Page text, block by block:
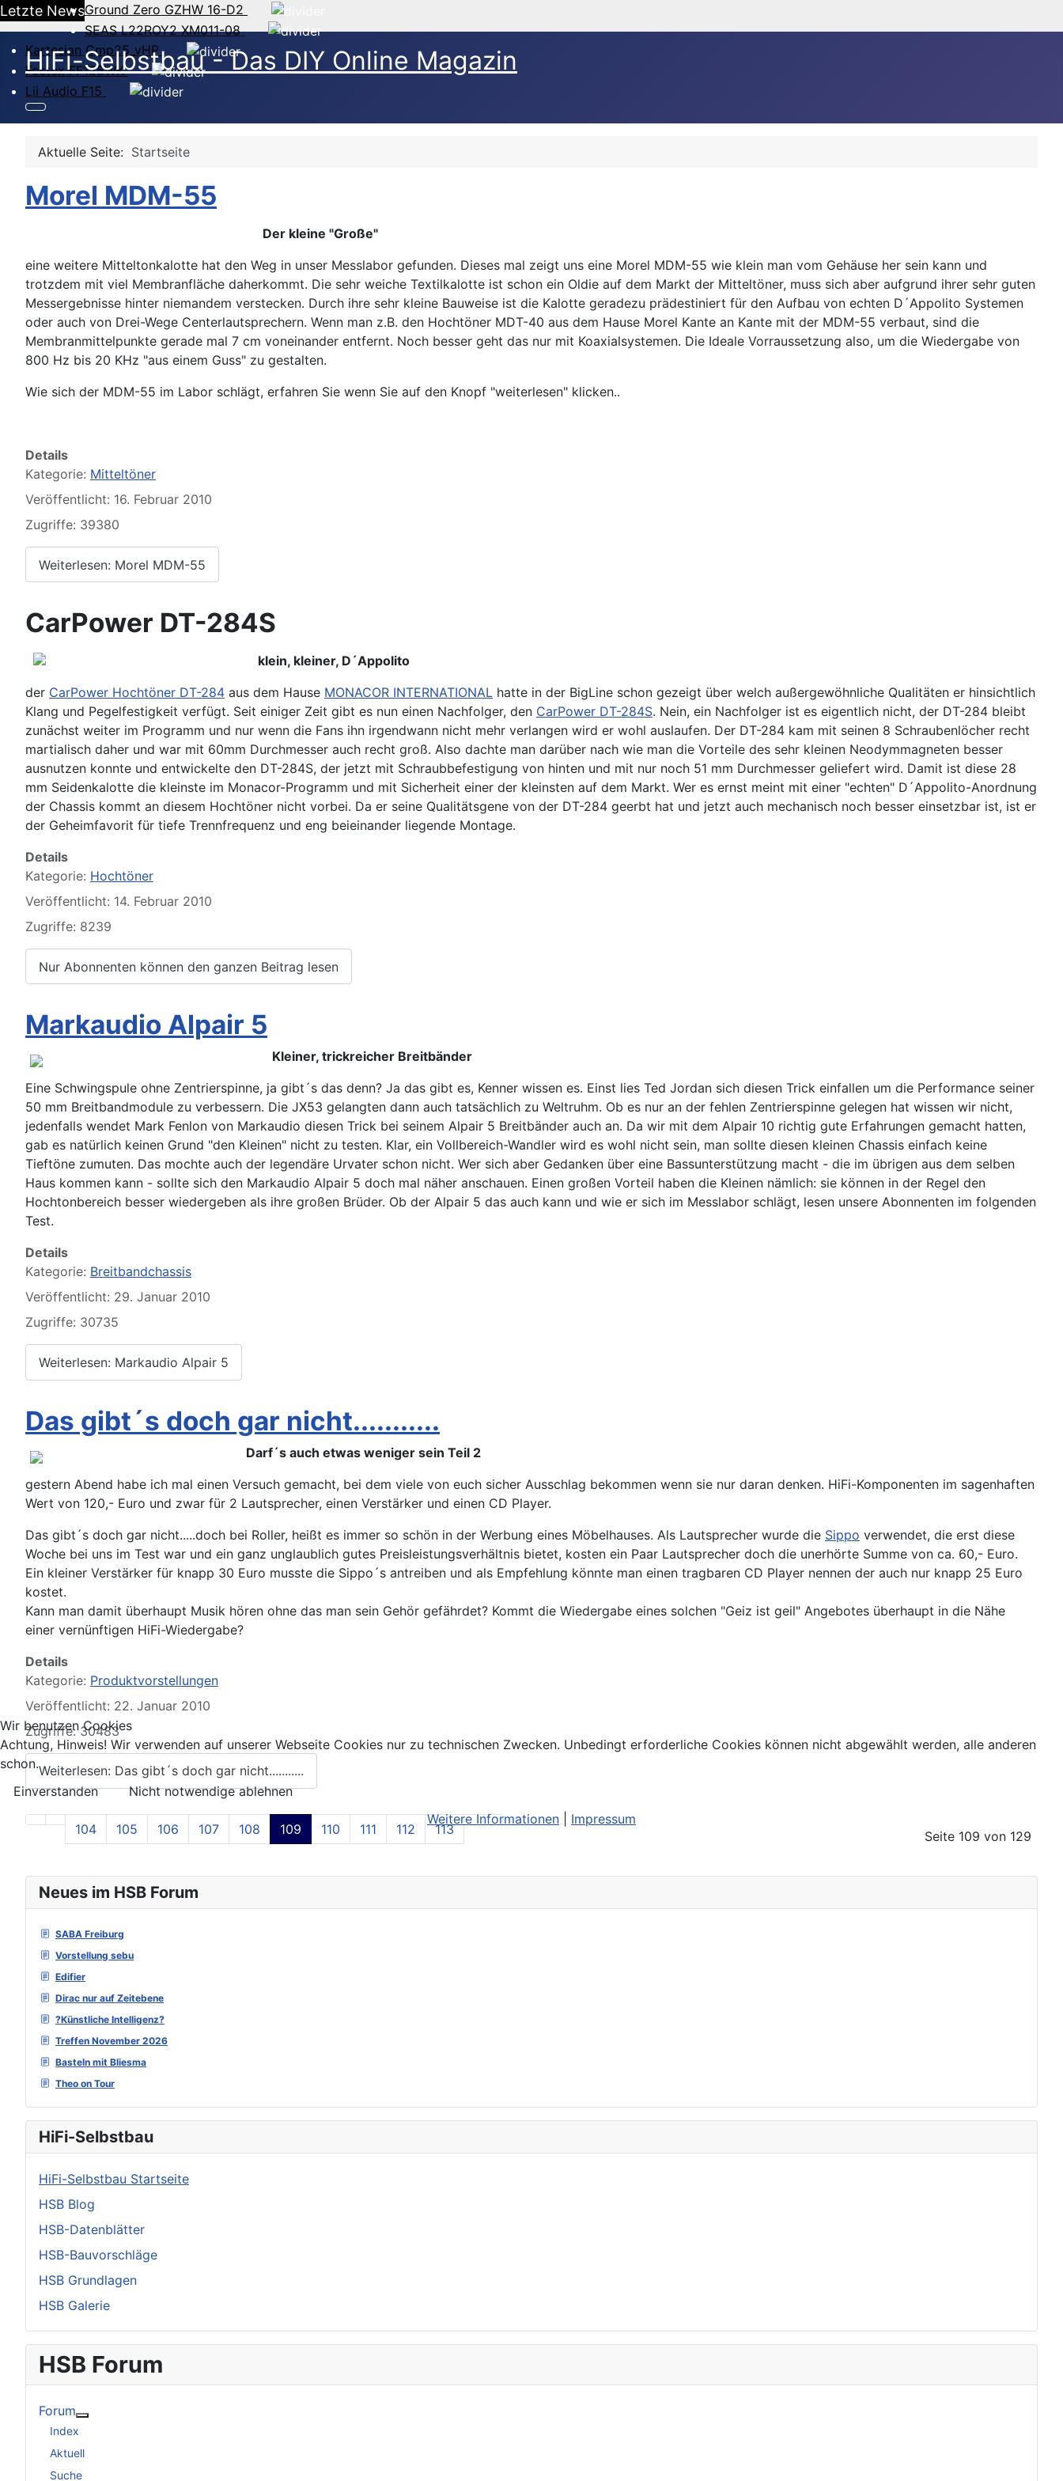
Letzte NewsGround Zero GZHW 16-D2
SEAS L22ROY2 XM011-08
Kartesian Cmp25_vHP
Fostex FF125WK
Lii Audio F15
HiFi-Selbstbau - Das DIY Online Magazin
Neues im HSB Forum
SABA Freiburg
Vorstellung sebu
Edifier
Dirac nur auf Zeitebene
?Künstliche Intelligenz?
Treffen November 2026
Basteln mit Bliesma
Theo on Tour
HiFi-Selbstbau
HiFi-Selbstbau Startseite
HSB Blog
HSB-Datenblätter
HSB-Bauvorschläge
HSB Grundlagen
HSB Galerie
HSB Forum
Forum
Index
Aktuell
Suche
Aktuelle Seite: Startseite
Morel MDM-55
Der kleine "Große"
eine weitere Mitteltonkalotte hat den Weg in unser Messlabor gefunden. Dieses mal zeigt uns eine Morel MDM-55 wie klein man vom Gehäuse her sein kann und
trotzdem mit viel Membranfläche daherkommt. Die sehr weiche Textilkalotte ist schon ein Oldie auf dem Markt der Mitteltöner, muss sich aber aufgrund ihrer sehr guten
Messergebnisse hinter niemandem verstecken. Durch ihre sehr kleine Bauweise ist die Kalotte geradezu prädestiniert für den Aufbau von echten D´Appolito Systemen
oder auch von Drei-Wege Centerlautsprechern. Wenn man z.B. den Hochtöner MDT-40 aus dem Hause Morel Kante an Kante mit der MDM-55 verbaut, sind die
Membranmittelpunkte gerade mal 7 cm voneinander entfernt. Noch besser geht das nur mit Koaxialsystemen. Die Ideale Vorraussetzung also, um die Wiedergabe von
800 Hz bis 20 KHz "aus einem Guss" zu gestalten.
Wie sich der MDM-55 im Labor schlägt, erfahren Sie wenn Sie auf den Knopf "weiterlesen" klicken..
Details
Kategorie: Mitteltöner
Veröffentlicht: 16. Februar 2010
Zugriffe: 39380
Weiterlesen: Morel MDM-55
CarPower DT-284S
klein, kleiner, D´Appolito
der CarPower Hochtöner DT-284 aus dem Hause MONACOR INTERNATIONAL hatte in der BigLine schon gezeigt über welch außergewöhnliche Qualitäten er hinsichtlich
Klang und Pegelfestigkeit verfügt. Seit einiger Zeit gibt es nun einen Nachfolger, den CarPower DT-284S. Nein, ein Nachfolger ist es eigentlich nicht, der DT-284 bleibt
zunächst weiter im Programm und nur wenn die Fans ihn irgendwann nicht mehr verlangen wird er wohl auslaufen. Der DT-284 kam mit seinen 8 Schraubenlöcher recht
martialisch daher und war mit 60mm Durchmesser auch recht groß. Also dachte man darüber nach wie man die Vorteile des sehr kleinen Neodymmagneten besser
ausnutzen konnte und entwickelte den DT-284S, der jetzt mit Schraubbefestigung von hinten und mit nur noch 51 mm Durchmesser geliefert wird. Damit ist diese 28
mm Seidenkalotte die kleinste im Monacor-Programm und mit Sicherheit einer der kleinsten auf dem Markt. Wer es ernst meint mit einer "echten" D´Appolito-Anordnung
der Chassis kommt an diesem Hochtöner nicht vorbei. Da er seine Qualitätsgene von der DT-284 geerbt hat und jetzt auch mechanisch noch besser einsetzbar ist, ist er
der Geheimfavorit für tiefe Trennfrequenz und eng beieinander liegende Montage.
Details
Kategorie: Hochtöner
Veröffentlicht: 14. Februar 2010
Zugriffe: 8239
Nur Abonnenten können den ganzen Beitrag lesen
Markaudio Alpair 5
Kleiner, trickreicher Breitbänder
Eine Schwingspule ohne Zentrierspinne, ja gibt´s das denn? Ja das gibt es, Kenner wissen es. Einst lies Ted Jordan sich diesen Trick einfallen um die Performance seiner
50 mm Breitbandmodule zu verbessern. Die JX53 gelangten dann auch tatsächlich zu Weltruhm. Ob es nur an der fehlen Zentrierspinne gelegen hat wissen wir nicht,
jedenfalls wendet Mark Fenlon von Markaudio diesen Trick bei seinem Alpair 5 Breitbänder auch an. Da wir mit dem Alpair 10 richtig gute Erfahrungen gemacht hatten,
gab es natürlich keinen Grund "den Kleinen" nicht zu testen. Klar, ein Vollbereich-Wandler wird es wohl nicht sein, man sollte diesen kleinen Chassis einfach keine
Tieftöne zumuten. Das mochte auch der legendäre Urvater schon nicht. Wer sich aber Gedanken über eine Bassunterstützung macht - die im übrigen aus dem selben
Haus kommen kann - sollte sich den Markaudio Alpair 5 doch mal näher anschauen. Einen großen Vorteil haben die Kleinen nämlich: sie können in der Regel den
Hochtonbereich besser wiedergeben als ihre großen Brüder. Ob der Alpair 5 das auch kann und wie er sich im Messlabor schlägt, lesen unsere Abonnenten im folgenden
Test.
Details
Kategorie: Breitbandchassis
Veröffentlicht: 29. Januar 2010
Zugriffe: 30735
Weiterlesen: Markaudio Alpair 5
Das gibt´s doch gar nicht...........
Darf´s auch etwas weniger sein Teil 2
gestern Abend habe ich mal einen Versuch gemacht, bei dem viele von euch sicher Ausschlag bekommen wenn sie nur daran denken. HiFi-Komponenten im sagenhaften
Wert von 120,- Euro und zwar für 2 Lautsprecher, einen Verstärker und einen CD Player.
Das gibt´s doch gar nicht.....doch bei Roller, heißt es immer so schön in der Werbung eines Möbelhauses. Als Lautsprecher wurde die Sippo verwendet, die erst diese
Woche bei uns im Test war und ein ganz unglaublich gutes Preisleistungsverhältnis bietet, kosten ein Paar Lautsprecher doch die unerhörte Summe von ca. 60,- Euro.
Ein kleiner Verstärker für knapp 30 Euro musste die Sippo´s antreiben und als Empfehlung könnte man einen tragbaren CD Player nennen der auch nur knapp 25 Euro
kostet.
Kann man damit überhaupt Musik hören ohne das man sein Gehör gefährdet? Kommt die Wiedergabe eines solchen "Geiz ist geil" Angebotes überhaupt in die Nähe
einer vernünftigen HiFi-Wiedergabe?
Details
Kategorie: Produktvorstellungen
Veröffentlicht: 22. Januar 2010
Zugriffe: 30483
Weiterlesen: Das gibt´s doch gar nicht...........
Seite 109 von 129
104 105 106 107 108 109 110 111 112 113
Wir benutzen Cookies
Achtung, Hinweis! Wir verwenden auf unserer Webseite Cookies nur zu technischen Zwecken. Unbedingt erforderliche Cookies können nicht abgewählt werden, alle anderen
schon.
Einverstanden
Nicht notwendige ablehnen
Weitere Informationen
Impressum